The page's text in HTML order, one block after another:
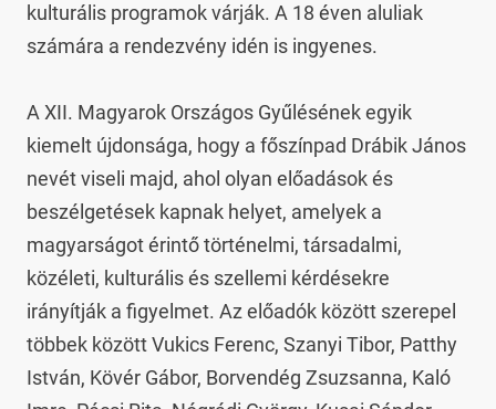
kulturális programok várják. A 18 éven aluliak
számára a rendezvény idén is ingyenes.
A XII. Magyarok Országos Gyűlésének egyik
kiemelt újdonsága, hogy a főszínpad Drábik János
nevét viseli majd, ahol olyan előadások és
beszélgetések kapnak helyet, amelyek a
magyarságot érintő történelmi, társadalmi,
közéleti, kulturális és szellemi kérdésekre
irányítják a figyelmet. Az előadók között szerepel
többek között Vukics Ferenc, Szanyi Tibor, Patthy
István, Kövér Gábor, Borvendég Zsuzsanna, Kaló